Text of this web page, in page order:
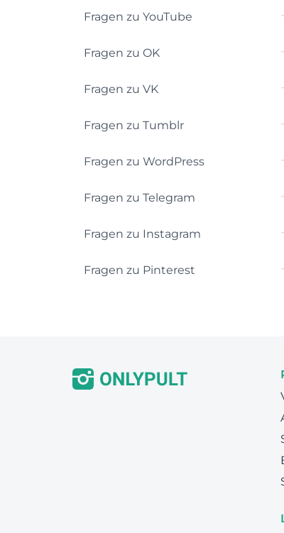
Fragen zu YouTube
Fragen zu OK
Fragen zu VK
Fragen zu Tumblr
Fragen zu WordPress
Fragen zu Telegram
Fragen zu Instagram
Fragen zu Pinterest